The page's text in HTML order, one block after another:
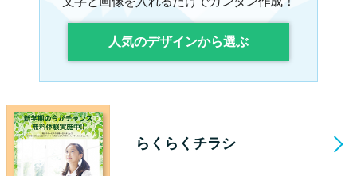
人気のデザインから選ぶ
らくらくチラシ